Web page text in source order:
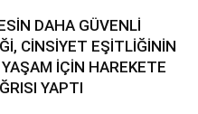
DAHA GÜVENLİ
CİNSİYET EŞİTLİĞİNİN
İÇİN HAREKETE
YAPTI